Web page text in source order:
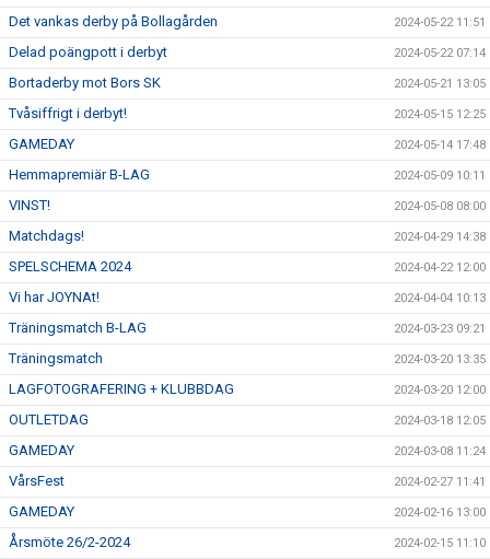
Det vankas derby på Bollagården 2024-05-22 11:51
Delad poängpott i derbyt 2024-05-22 07:14
Bortaderby mot Bors SK 2024-05-21 13:05
Tvåsiffrigt i derbyt! 2024-05-15 12:25
GAMEDAY 2024-05-14 17:48
Hemmapremiär B-LAG 2024-05-09 10:11
VINST! 2024-05-08 08:00
Matchdags! 2024-04-29 14:38
SPELSCHEMA 2024 2024-04-22 12:00
Vi har JOYNAt! 2024-04-04 10:13
Träningsmatch B-LAG 2024-03-23 09:21
Träningsmatch 2024-03-20 13:35
LAGFOTOGRAFERING + KLUBBDAG 2024-03-20 12:00
OUTLETDAG 2024-03-18 12:05
GAMEDAY 2024-03-08 11:24
VårsFest 2024-02-27 11:41
GAMEDAY 2024-02-16 13:00
Årsmöte 26/2-2024 2024-02-15 11:10